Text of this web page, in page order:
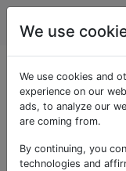
We use
We use cookies and
experience on our
ads, to analyze our
are coming from.
By continuing, you
technologies and